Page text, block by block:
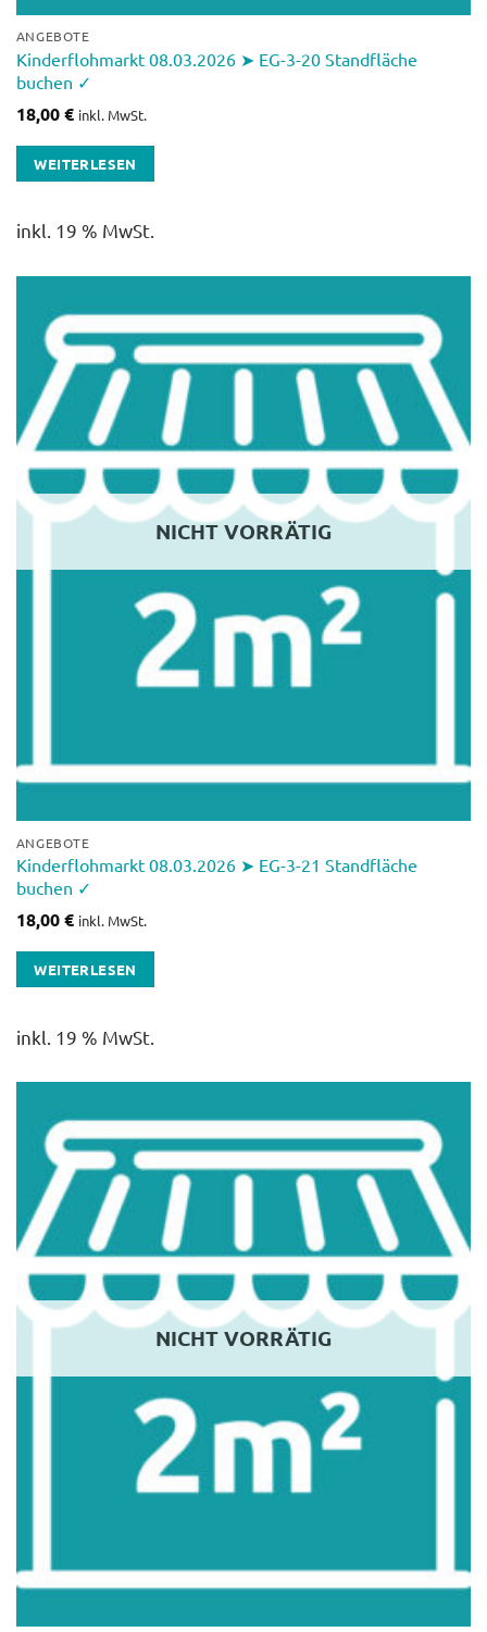
ANGEBOTE
Kinderflohmarkt 08.03.2026 ➤ EG-3-20 Standfläche
buchen ✓
18,00€ inkl. MwSt.
WEITERLESEN
inkl. 19 % MwSt.
NICHT VORRÄTIG
ANGEBOTE
Kinderflohmarkt 08.03.2026 ➤ EG-3-21 Standfläche
buchen ✓
18,00€ inkl. MwSt.
WEITERLESEN
inkl. 19 % MwSt.
NICHT VORRÄTIG